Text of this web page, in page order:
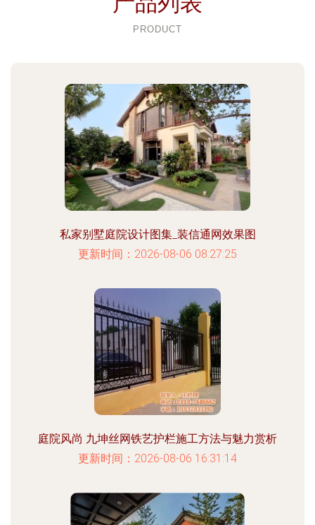
PRODUCT
私家别墅庭院设计图集_装信通网效果图
更新时间：2026-08-06 08:27:25
庭院风尚 九坤丝网铁艺护栏施工方法与魅力赏析
更新时间：2026-08-06 16:31:14